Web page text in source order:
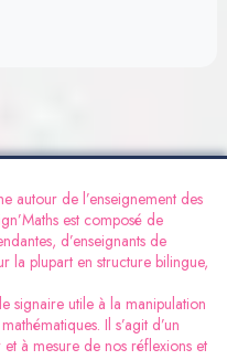
autour de l’enseignement des
est composé de
d’enseignants de
la plupart en structure bilingue,
signaire utile à la manipulation
Il s’agit d’un
à mesure de nos réflexions et